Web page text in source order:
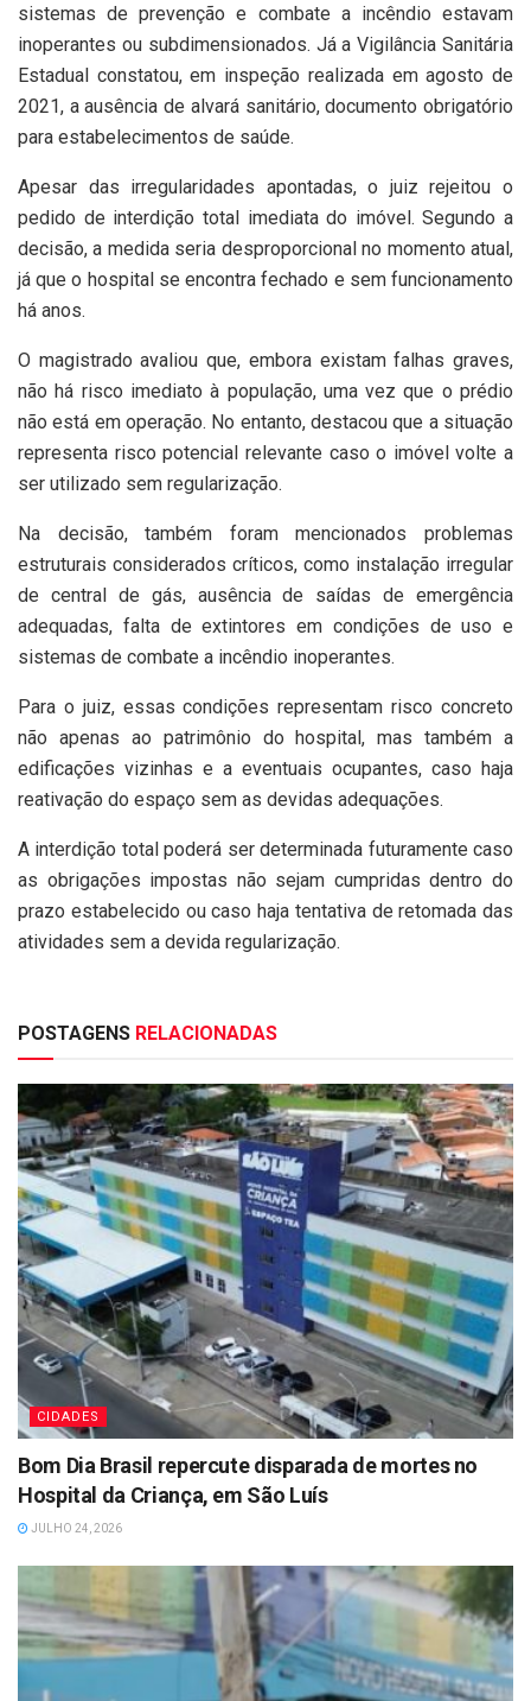
sistemas de prevenção e combate a incêndio estavam
inoperantes ou subdimensionados. Já a Vigilância Sanitária
Estadual constatou, em inspeção realizada em agosto de
2021, a ausência de alvará sanitário, documento obrigatório
para estabelecimentos de saúde.
Apesar das irregularidades apontadas, o juiz rejeitou o
pedido de interdição total imediata do imóvel. Segundo a
decisão, a medida seria desproporcional no momento atual,
já que o hospital se encontra fechado e sem funcionamento
há anos.
O magistrado avaliou que, embora existam falhas graves,
não há risco imediato à população, uma vez que o prédio
não está em operação. No entanto, destacou que a situação
representa risco potencial relevante caso o imóvel volte a
ser utilizado sem regularização.
Na decisão, também foram mencionados problemas
estruturais considerados críticos, como instalação irregular
de central de gás, ausência de saídas de emergência
adequadas, falta de extintores em condições de uso e
sistemas de combate a incêndio inoperantes.
Para o juiz, essas condições representam risco concreto
não apenas ao patrimônio do hospital, mas também a
edificações vizinhas e a eventuais ocupantes, caso haja
reativação do espaço sem as devidas adequações.
A interdição total poderá ser determinada futuramente caso
as obrigações impostas não sejam cumpridas dentro do
prazo estabelecido ou caso haja tentativa de retomada das
atividades sem a devida regularização.
POSTAGENS RELACIONADAS
CIDADES
Bom Dia Brasil repercute disparada de mortes no
Hospital da Criança, em São Luís
JULHO 24, 2026